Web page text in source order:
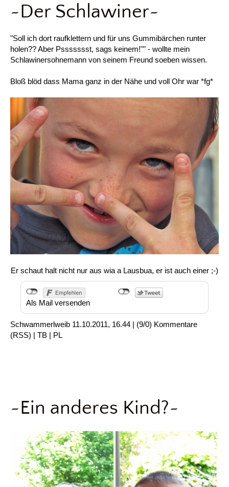
~Der Schlawiner~
"Soll ich dort raufklettern und für uns Gummibärchen runter
holen?? Aber Pssssssst, sags keinem!"" - wollte mein
Schlawinersohnemann von seinem Freund soeben wissen.
Bloß blöd dass Mama ganz in der Nähe und voll Ohr war *fg*
Er schaut halt nicht nur aus wia a Lausbua, er ist auch einer ;-)
Als Mail versenden
Schwammerlweib 11.10.2011, 16.44 | (9/0) Kommentare
(RSS) | TB | PL
~Ein anderes Kind?~